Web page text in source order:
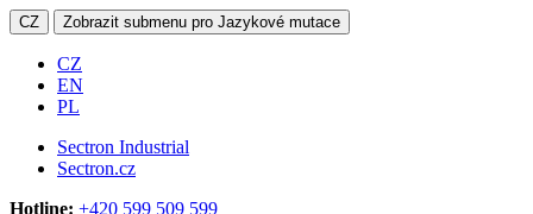
CZ Zobrazit submenu pro Jazykové mutace
CZ
EN
PL
Sectron Industrial
Sectron.cz
Hotline: +420 599 509 599